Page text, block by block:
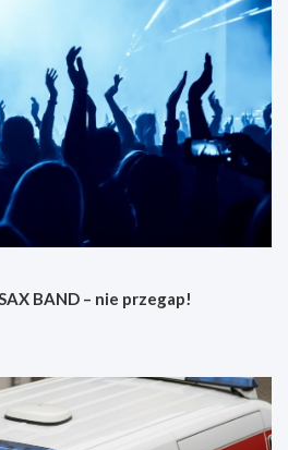
BAND – nie przegap!